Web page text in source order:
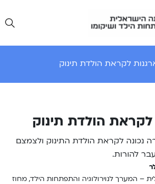
לקראת הולדת תינוק
הולדת תינוק
נכונה לקראת הולדת התינוק ולצמצם
להורות.
– המערך לנוירולוגיה והתפתחות הילד, מחוז